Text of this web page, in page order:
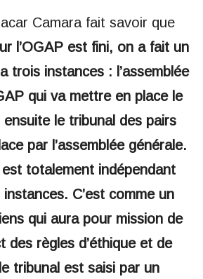
Camara fait savoir que
l’OGAP est fini, on a fait un
trois instances : l’assemblée
qui va mettre en place le
le tribunal des pairs
par l’assemblée générale.
totalement indépendant
C’est comme un
qui aura pour mission de
des règles d’éthique et de
tribunal est saisi par un